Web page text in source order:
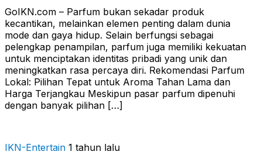
GoIKN.com – Parfum bukan sekadar produk
kecantikan, melainkan elemen penting dalam dunia
mode dan gaya hidup. Selain berfungsi sebagai
pelengkap penampilan, parfum juga memiliki kekuatan
untuk menciptakan identitas pribadi yang unik dan
meningkatkan rasa percaya diri. Rekomendasi Parfum
Lokal: Pilihan Tepat untuk Aroma Tahan Lama dan
Harga Terjangkau Meskipun pasar parfum dipenuhi
dengan banyak pilihan […]
IKN-Entertain 1 tahun lalu